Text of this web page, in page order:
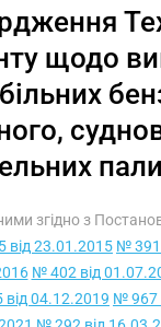
щодо
згідно з
від 23.01.2015 № 391
№ 402 від
04.12.2019 № 967